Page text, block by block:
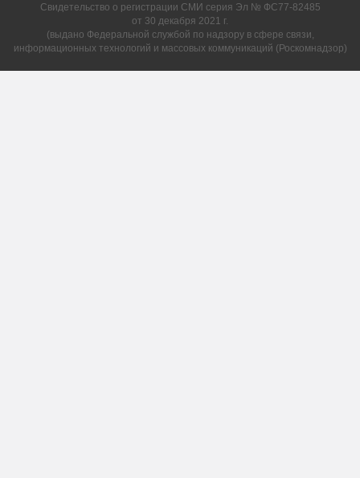
Свидетельство о регистрации СМИ серия Эл № ФС77-82485
от 30 декабря 2021 г.
(выдано Федеральной службой по надзору в сфере связи,
информационных технологий и массовых коммуникаций (Роскомнадзор)